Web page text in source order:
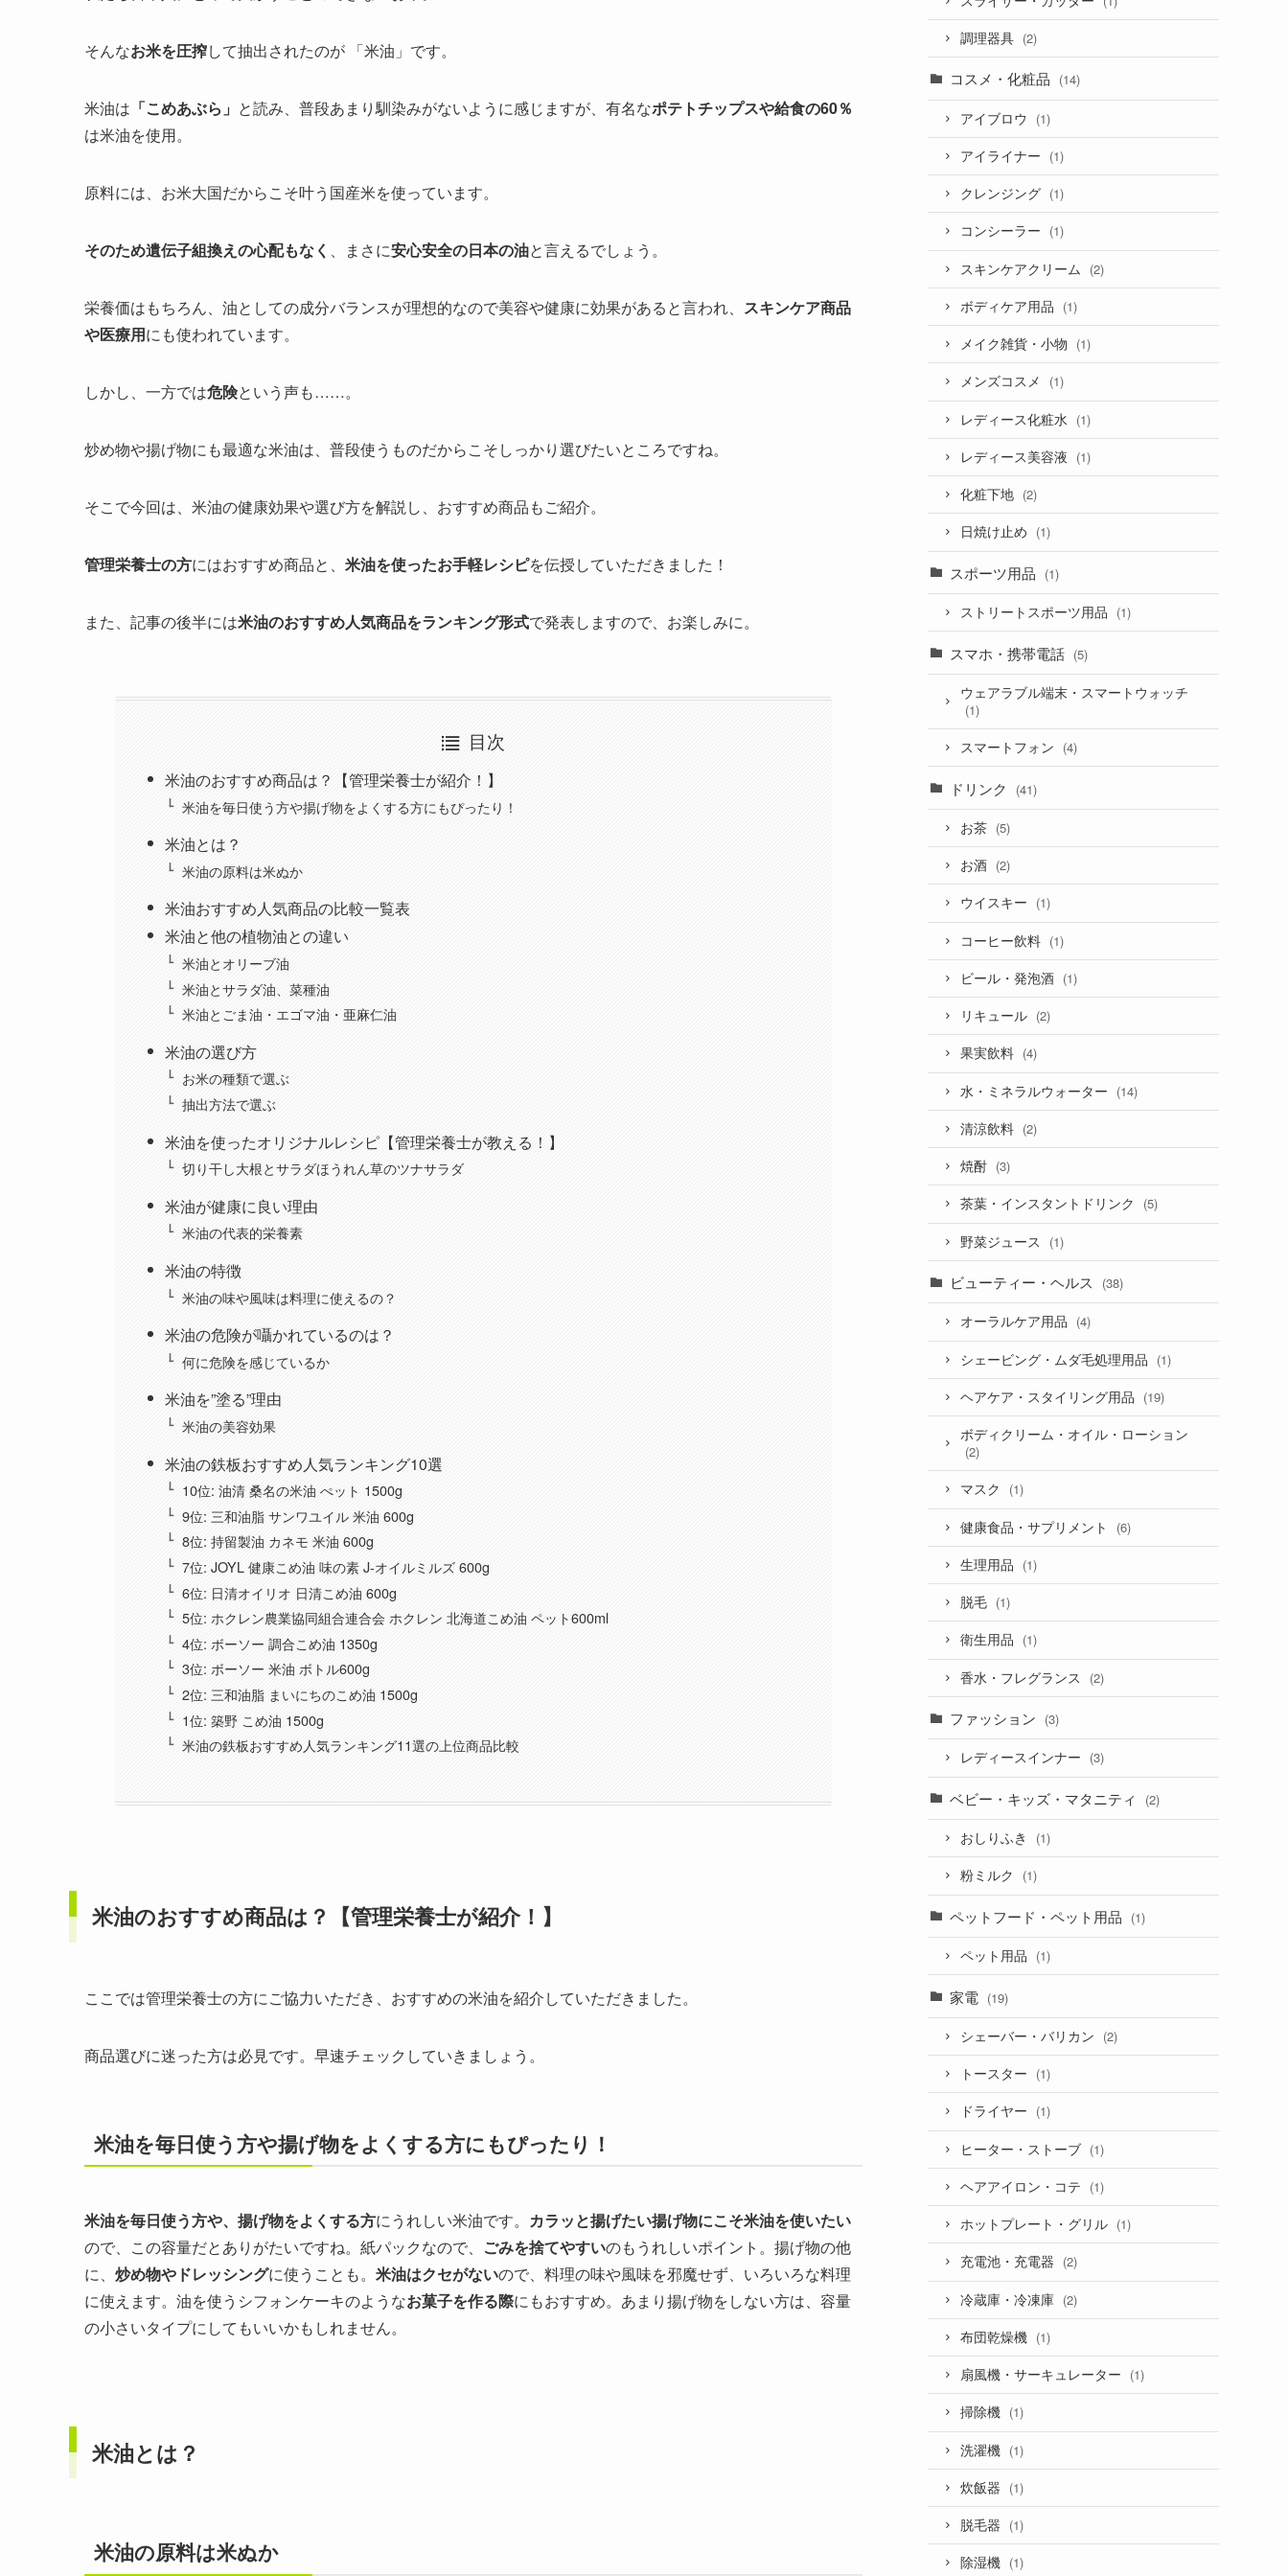
そんなお米を圧搾して抽出されたのが 「米油」です。
米油は 「こめあぶら」 と読み、普段あまり馴染みがないように感じますが、有名なポテトチップスや給食の60％
は米油を使用。
原料には、お米大国だからこそ叶う国産米を使っています。
そのため遺伝子組換えの心配もなく 、まさに安心安全の日本の油と言えるでしょう。
栄養価はもちろん、油としての成分バランスが理想的なので美容や健康に効果があると言われ、 スキンケア商品
や医療用にも使われています。
しかし、一方では危険という声も……。
炒め物や揚げ物にも最適な米油は、普段使うものだからこそしっかり選びたいところですね。
そこで今回は、米油の健康効果や選び方を解説し、おすすめ商品もご紹介。
管理栄養士の方にはおすすめ商品と、 米油を使ったお手軽レシピを伝授していただきました！
また、記事の後半には米油のおすすめ人気商品をランキング形式で発表しますので、お楽しみに。
目次
米油のおすすめ商品は？【管理栄養士が紹介！】
米油を毎日使う方や揚げ物をよくする方にもぴったり！
米油とは？
米油の原料は米ぬか
米油おすすめ人気商品の比較一覧表
米油と他の植物油との違い
米油とオリーブ油
米油とサラダ油、菜種油
米油とごま油・エゴマ油・亜麻仁油
米油の選び方
お米の種類で選ぶ
抽出方法で選ぶ
米油を使ったオリジナルレシピ【管理栄養士が教える！】
切り干し大根とサラダほうれん草のツナサラダ
米油が健康に良い理由
米油の代表的栄養素
米油の特徴
米油の味や風味は料理に使えるの？
米油の危険が囁かれているのは？
何に危険を感じているか
米油を”塗る”理由
米油の美容効果
米油の鉄板おすすめ人気ランキング10選
10位: 油清 桑名の米油 ぺット 1500g
9位: 三和油脂 サンワユイル 米油 600g
8位: 持留製油 カネモ 米油 600g
7位: JOYL 健康こめ油 味の素 J-オイルミルズ 600g
6位: 日清オイリオ 日清こめ油 600g
5位: ホクレン農業協同組合連合会 ホクレン 北海道こめ油 ペット600ml
4位: ボーソー 調合こめ油 1350g
3位: ボーソー 米油 ボトル600g
2位: 三和油脂 まいにちのこめ油 1500g
1位: 築野 こめ油 1500g
米油の鉄板おすすめ人気ランキング11選の上位商品比較
米油のおすすめ商品は？【管理栄養士が紹介！】
ここでは管理栄養士の方にご協力いただき、おすすめの米油を紹介していただきました。
商品選びに迷った方は必見です。早速チェックしていきましょう。
米油を毎日使う方や揚げ物をよくする方にもぴったり！
米油を毎日使う方や、揚げ物をよくする方にうれしい米油です。 カラッと揚げたい揚げ物にこそ米油を使いたい
ので、この容量だとありがたいですね。紙パックなので、 ごみを捨てやすいのもうれしいポイント。揚げ物の他
に、 炒め物やドレッシングに使うことも。 米油はクセがないので、料理の味や風味を邪魔せず、いろいろな料理
に使えます。油を使うシフォンケーキのようなお菓子を作る際にもおすすめ。あまり揚げ物をしない方は、容量
の小さいタイプにしてもいいかもしれません。
米油とは？
米油の原料は米ぬか
調理器具 (2)
コスメ・化粧品 (14)
アイブロウ (1)
アイライナー (1)
クレンジング (1)
コンシーラー (1)
スキンケアクリーム (2)
ボディケア用品 (1)
メイク雑貨・小物 (1)
メンズコスメ (1)
レディース化粧水 (1)
レディース美容液 (1)
化粧下地 (2)
日焼け止め (1)
スポーツ用品 (1)
ストリートスポーツ用品 (1)
スマホ・携帯電話 (5)
ウェアラブル端末・スマートウォッチ
(1)
スマートフォン (4)
ドリンク (41)
お茶 (5)
お酒 (2)
ウイスキー (1)
コーヒー飲料 (1)
ビール・発泡酒 (1)
リキュール (2)
果実飲料 (4)
水・ミネラルウォーター (14)
清涼飲料 (2)
焼酎 (3)
茶葉・インスタントドリンク (5)
野菜ジュース (1)
ビューティー・ヘルス (38)
オーラルケア用品 (4)
シェービング・ムダ毛処理用品 (1)
ヘアケア・スタイリング用品 (19)
ボディクリーム・オイル・ローション
(2)
マスク (1)
健康食品・サプリメント (6)
生理用品 (1)
脱毛 (1)
衛生用品 (1)
香水・フレグランス (2)
ファッション (3)
レディースインナー (3)
ベビー・キッズ・マタニティ (2)
おしりふき (1)
粉ミルク (1)
ペットフード・ペット用品 (1)
ペット用品 (1)
家電 (19)
シェーバー・バリカン (2)
トースター (1)
ドライヤー (1)
ヒーター・ストーブ (1)
ヘアアイロン・コテ (1)
ホットプレート・グリル (1)
充電池・充電器 (2)
冷蔵庫・冷凍庫 (2)
布団乾燥機 (1)
扇風機・サーキュレーター (1)
掃除機 (1)
洗濯機 (1)
炊飯器 (1)
脱毛器 (1)
除湿機 (1)